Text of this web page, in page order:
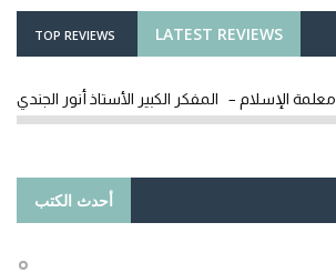
LATEST REVIEWS
TOP REVIEWS
معلمة الإسلام – المفكر الكبير الأستاذ أنور الجندي
أحدث الكتب